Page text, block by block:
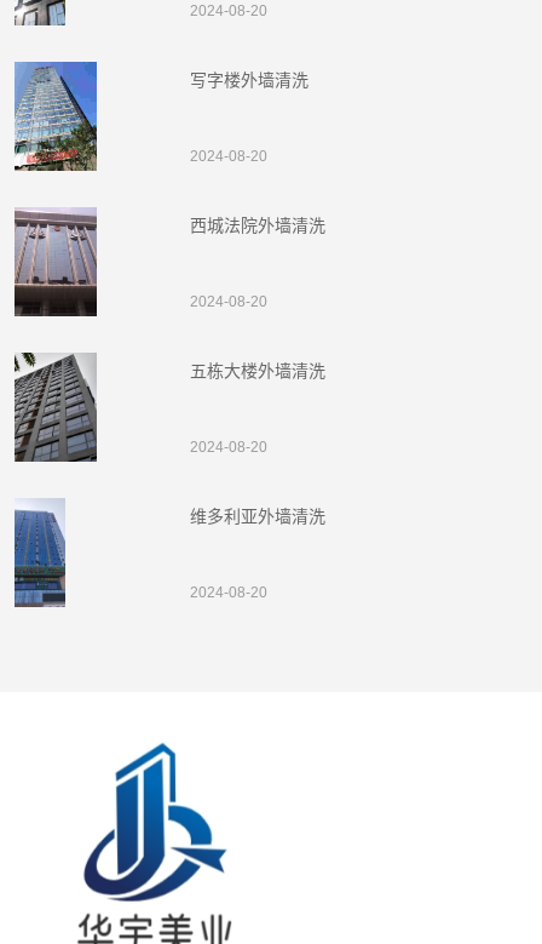
2024-08-20
写字楼外墙清洗
2024-08-20
西城法院外墙清洗
2024-08-20
五栋大楼外墙清洗
2024-08-20
维多利亚外墙清洗
2024-08-20